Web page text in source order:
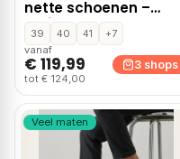
nette schoenen –
Bruin
39 40 41
+7
vanaf
€ 119,99
tot € 124,00
3 shops
Veel maten